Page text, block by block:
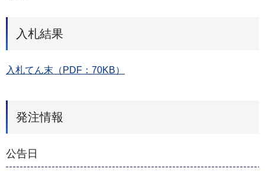
入札結果
入札てん末（PDF：70KB）
発注情報
公告日